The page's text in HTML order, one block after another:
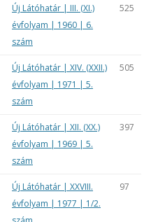
Új Látóhatár | III. (XI.)
évfolyam | 1960 | 6.
szám
525
Új Látóhatár | XIV. (XXII.)
évfolyam | 1971 | 5.
szám
505
Új Látóhatár | XII. (XX.)
évfolyam | 1969 | 5.
szám
397
Új Látóhatár | XXVIII.
évfolyam | 1977 | 1/2.
97